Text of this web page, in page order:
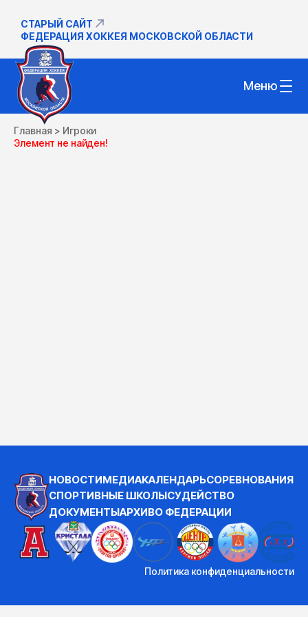
СТАРЫЙ САЙТ
ФЕДЕРАЦИЯ ХОККЕЯ МОСКОВСКОЙ ОБЛАСТИ
Меню
Главная > Игроки
Элемент не найден!
НОВОСТИМЕДИАКАЛЕНДАРЬСОРЕВНОВАНИЯ
СПОРТИВНЫЕ ШКОЛЫСУДЕЙСТВО
ДОКУМЕНТЫАРХИВО ФЕДЕРАЦИИ
Политика конфиденциальности